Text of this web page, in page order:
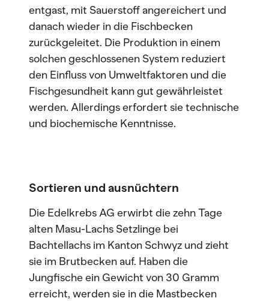
entgast, mit Sauerstoff angereichert und
danach wieder in die Fischbecken
zurückgeleitet. Die Produktion in einem
solchen geschlossenen System reduziert
den Einfluss von Umweltfaktoren und die
Fischgesundheit kann gut gewährleistet
werden. Allerdings erfordert sie technische
und biochemische Kenntnisse.
Sortieren und ausnüchtern
Die Edelkrebs AG erwirbt die zehn Tage
alten Masu-Lachs Setzlinge bei
Bachtellachs im Kanton Schwyz und zieht
sie im Brutbecken auf. Haben die
Jungfische ein Gewicht von 30 Gramm
erreicht, werden sie in die Mastbecken